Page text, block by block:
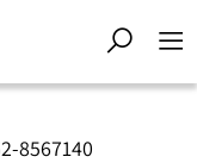
8567140